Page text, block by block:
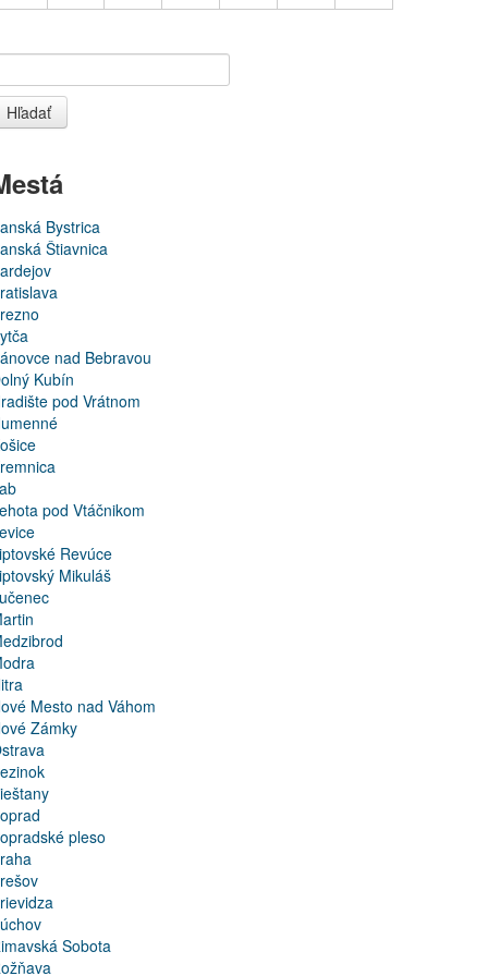
Hľadať
Bystrica
Štiavnica
nad Bebravou
Kubín
pod Vrátnom
pod Vtáčnikom
Revúce
Mikuláš
Mesto nad Váhom
Zámky
pleso
Sobota